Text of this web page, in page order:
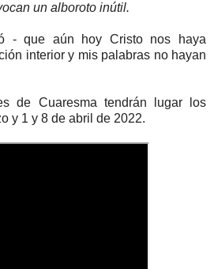
un alboroto inútil.
- que aún hoy Cristo nos haya
interior y mis palabras no hayan
de Cuaresma tendrán lugar los
y 1 y 8 de abril de 2022.